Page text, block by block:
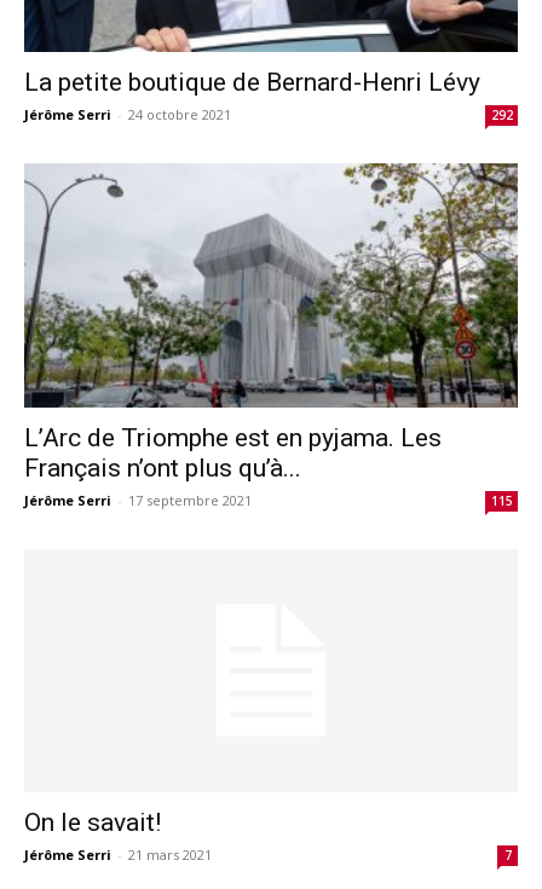
La petite boutique de Bernard-Henri Lévy
Jérôme Serri - 24 octobre 2021 292
L’Arc de Triomphe est en pyjama. Les
Français n’ont plus qu’à...
Jérôme Serri - 17 septembre 2021 115
On le savait!
Jérôme Serri - 21 mars 2021 7